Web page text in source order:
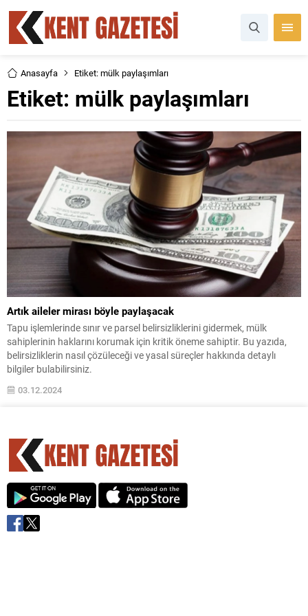
Anasayfa Etiket: mülk paylaşımları
Etiket: mülk paylaşımları
Artık aileler mirası böyle paylaşacak
Tapu işlemlerinde sınır ve parsel belirsizliklerini gidermek, mülk
sahiplerinin haklarını korumak için kritik öneme sahiptir. Bu yazıda,
belirsizliklerin nasıl çözüleceği ve yasal süreçler hakkında detaylı
bilgiler bulabilirsiniz.
03.12.2024